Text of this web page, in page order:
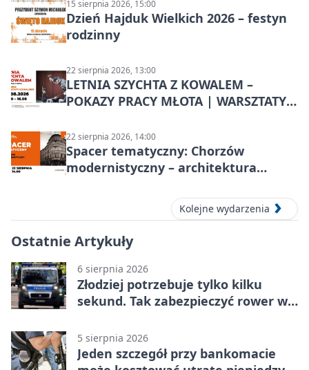
15 sierpnia 2026, 15:00
Dzień Hajduk Wielkich 2026 – festyn
rodzinny
22 sierpnia 2026, 13:00
LETNIA SZYCHTA Z KOWALEM –
POKAZY PRACY MŁOTA | WARSZTATY
22 sierpnia 2026, 14:00
Spacer tematyczny: Chorzów
modernistyczny – architektura
Kolejne wydarzenia
Ostatnie Artykuły
6 sierpnia 2026
Złodziej potrzebuje tylko kilku
sekund. Tak zabezpieczyć rower w
5 sierpnia 2026
Jeden szczegół przy bankomacie